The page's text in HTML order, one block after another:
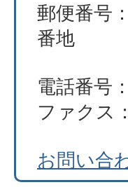
郵便番号
番地
電話番号
ファクス
お問い合